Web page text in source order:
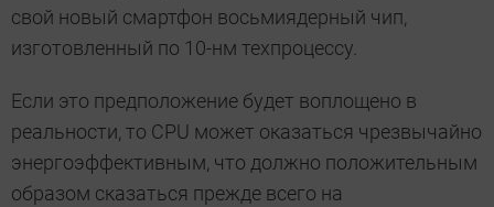
свой новый смартфон восьмиядерный чип,
изготовленный по 10-нм техпроцессу.
Если это предположение будет воплощено в
реальности, то CPU может оказаться чрезвычайно
энергоэффективным, что должно положительным
образом сказаться прежде всего на